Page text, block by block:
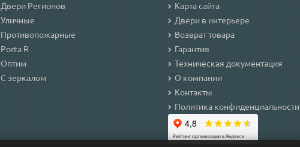
Двери Регионов
Уличные
Противопожарные
Porta R
Оптим
С зеркалом
Карта сайта
Двери в интерьере
Возврат товара
Гарантия
Техническая документация
О компании
Контакты
Политика конфиденциальности